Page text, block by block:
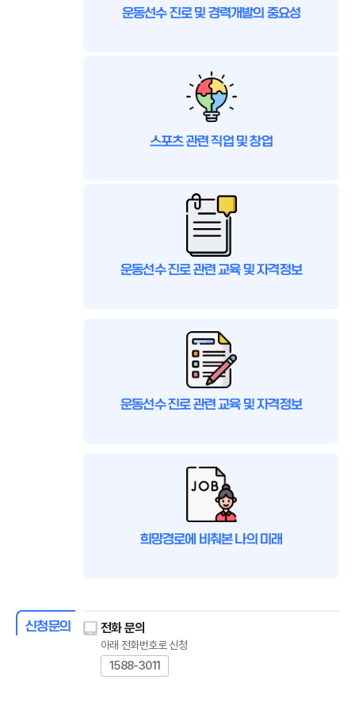
운동선수 진로 및 경력개발의 중요성
스포츠 관련 직업 및 창업
운동선수 진로 관련 교육 및 자격정보
운동선수 진로 관련 교육 및 자격정보
희망경로에 비춰본 나의 미래
신청문의 전화 문의
아래 전화번호로 신청
1588-3011